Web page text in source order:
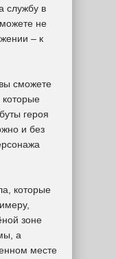
службу в
не
– к
сможете
которые
героя
и без
которые
зоне
а
месте